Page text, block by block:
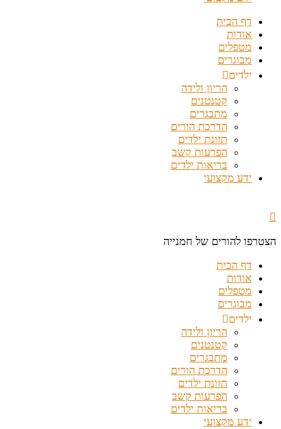
דף הבית
אודות
מטפלים
מבוגרים
ילדים
הריון ולידה
קטנטנים
מתבגרים
הדרכת הורים
תזונת ילדים
הפרעות קשב
בריאות ילדים
ידע מקצועי
הצטרפו להורים של חמנייה
דף הבית
אודות
מטפלים
מבוגרים
ילדים
הריון ולידה
קטנטנים
מתבגרים
הדרכת הורים
תזונת ילדים
הפרעות קשב
בריאות ילדים
ידע מקצועי